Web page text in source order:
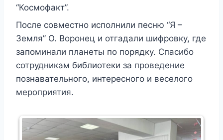
“Космофакт”.
После совместно исполнили песню “Я –
Земля” О. Воронец и отгадали шифровку, где
запоминали планеты по порядку. Спасибо
сотрудникам библиотеки за проведение
познавательного, интересного и веселого
мероприятия.